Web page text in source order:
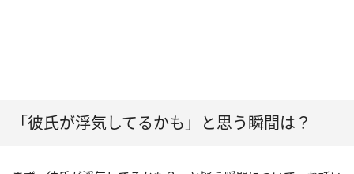
「彼氏が浮気してるかも」と思う瞬間は？